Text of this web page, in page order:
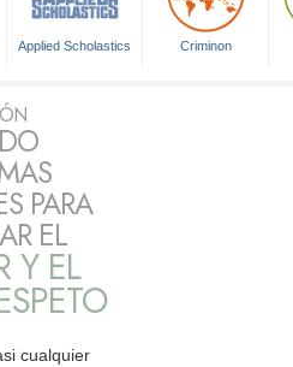
Applied Scholastics Criminon
PARA
EL
Y EL
cualquier